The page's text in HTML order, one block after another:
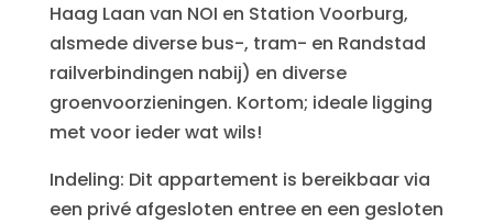
Haag Laan van NOI en Station Voorburg,
alsmede diverse bus-, tram- en Randstad
railverbindingen nabij) en diverse
groenvoorzieningen. Kortom; ideale ligging
met voor ieder wat wils!
Indeling: Dit appartement is bereikbaar via
een privé afgesloten entree en een gesloten